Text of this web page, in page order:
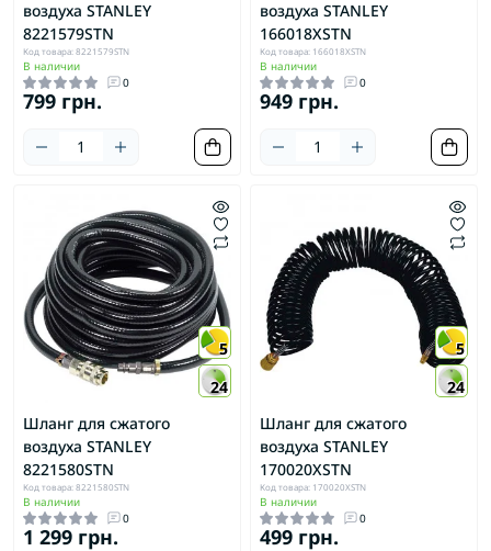
воздуха STANLEY
8221579STN
Код товара: 8221579STN
В наличии
0
799 грн.
воздуха STANLEY
166018XSTN
Код товара: 166018XSTN
В наличии
0
949 грн.
5
24
Шланг для сжатого
воздуха STANLEY
8221580STN
Код товара: 8221580STN
В наличии
0
1 299 грн.
5
24
Шланг для сжатого
воздуха STANLEY
170020XSTN
Код товара: 170020XSTN
В наличии
0
499 грн.